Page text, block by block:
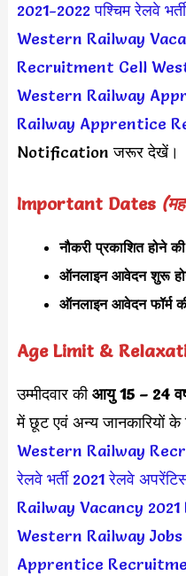
2021-2022 पश्चिम रेलवे
Western Railway
Recruitment Cell
Western Railway
Railway Apprentice
Notification जरूर देखें।
Important Dates
नौकरी प्रकाशित होने
ऑनलाइन आवेदन शुरू
ऑनलाइन आवेदन फॉर्म
Age Limit &
उम्मीदवार कीआयु 15 – 24
में छूट एवं अन्य जानकारियों
Western Railway
रेलवे भर्ती 2021 रेलवे अपरेंटिस
Railway Vacancy 2021
Western Railway Jobs
Apprentice